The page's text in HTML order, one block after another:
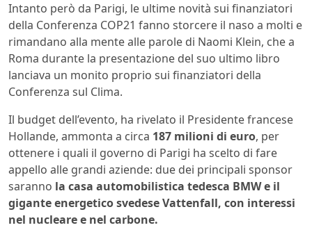
Intanto però da Parigi, le ultime novità sui finanziatori
della Conferenza COP21 fanno storcere il naso a molti e
rimandano alla mente alle parole di Naomi Klein, che a
Roma durante la presentazione del suo ultimo libro
lanciava un monito proprio sui finanziatori della
Conferenza sul Clima.
Il budget dell’evento, ha rivelato il Presidente francese
Hollande, ammonta a circa 187 milioni di euro, per
ottenere i quali il governo di Parigi ha scelto di fare
appello alle grandi aziende: due dei principali sponsor
saranno la casa automobilistica tedesca BMW e il
gigante energetico svedese Vattenfall, con interessi
nel nucleare e nel carbone.